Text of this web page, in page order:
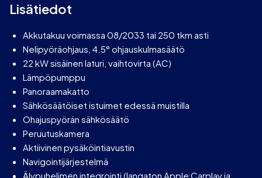
Lisätiedot
Akkutakuu voimassa 08/2033 tai 250 tkm asti
Nelipyöräohjaus, 4.5° ohjauskulmasäätö
22 kW sisäinen laturi, vaihtovirta (AC)
Lämpöpumppu
Panoraamakatto
Sähkösäätöiset istuimet edessä muistilla
Ohajuspyörän sähkösäätö
Peruutuskamera
Aktiivinen pysäköintiavustin
Navigointijärjestelmä
Älypuhelimen integrointi (langaton Apple Carplay ja